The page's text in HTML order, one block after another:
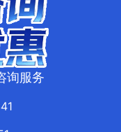
询服务